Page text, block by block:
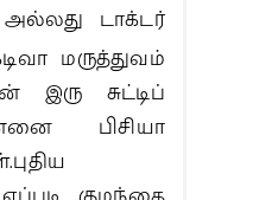
டாக்டர்
மருத்துவம்
இரு சுட்டிப்
பிசியா